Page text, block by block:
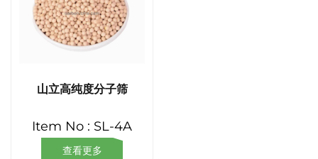
山立高纯度分子筛
Item No : SL-4A
查看更多